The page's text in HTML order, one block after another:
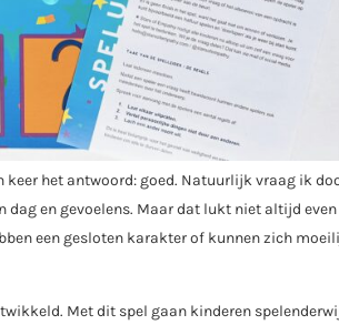
keer het antwoord: goed. Natuurlijk vraag ik
en gevoelens. Maar dat lukt niet altijd even
een gesloten karakter of kunnen zich
Met dit spel gaan kinderen